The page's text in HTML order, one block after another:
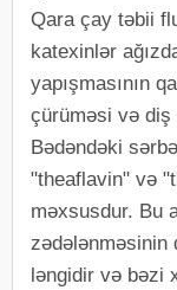
Qara çay təbii
katexinlər
yapışmasının
çürüməsi və diş
Bədəndəki
"theaflavin" və
məxsusdur. Bu
zədələnməsinin
ləngidir və bəzi